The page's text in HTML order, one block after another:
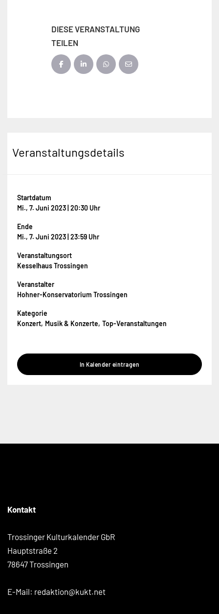
DIESE VERANSTALTUNG
TEILEN
Veranstaltungsdetails
Startdatum
Mi., 7. Juni 2023 | 20:30 Uhr
Ende
Mi., 7. Juni 2023 | 23:59 Uhr
Veranstaltungsort
Kesselhaus Trossingen
Veranstalter
Hohner-Konservatorium Trossingen
Kategorie
Konzert Musik & Konzerte Top-Veranstaltungen
In Kalender eintragen
Kontakt
Trossinger Kulturkalender GbR
Hauptstraße 2
78647 Trossingen
E-Mail: redaktion@kukt.net